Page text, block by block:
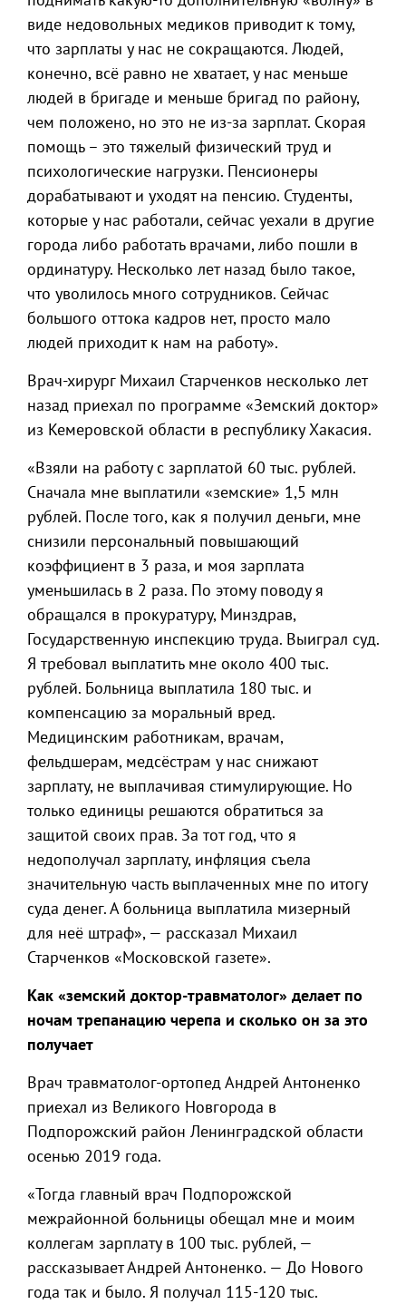
виде недовольных медиков приводит к тому,
что зарплаты у нас не сокращаются. Людей,
конечно, всё равно не хватает, у нас меньше
людей в бригаде и меньше бригад по району,
чем положено, но это не из-за зарплат. Скорая
помощь – это тяжелый физический труд и
психологические нагрузки. Пенсионеры
дорабатывают и уходят на пенсию. Студенты,
которые у нас работали, сейчас уехали в другие
города либо работать врачами, либо пошли в
ординатуру. Несколько лет назад было такое,
что уволилось много сотрудников. Сейчас
большого оттока кадров нет, просто мало
людей приходит к нам на работу».
Врач-хирург Михаил Старченков несколько лет
назад приехал по программе «Земский доктор»
из Кемеровской области в республику Хакасия.
«Взяли на работу с зарплатой 60 тыс. рублей.
Сначала мне выплатили «земские» 1,5 млн
рублей. После того, как я получил деньги, мне
снизили персональный повышающий
коэффициент в 3 раза, и моя зарплата
уменьшилась в 2 раза. По этому поводу я
обращался в прокуратуру, Минздрав,
Государственную инспекцию труда. Выиграл суд.
Я требовал выплатить мне около 400 тыс.
рублей. Больница выплатила 180 тыс. и
компенсацию за моральный вред.
Медицинским работникам, врачам,
фельдшерам, медсёстрам у нас снижают
зарплату, не выплачивая стимулирующие. Но
только единицы решаются обратиться за
защитой своих прав. За тот год, что я
недополучал зарплату, инфляция съела
значительную часть выплаченных мне по итогу
суда денег. А больница выплатила мизерный
для неё штраф», — рассказал Михаил
Старченков «Московской газете».
Как «земский доктор-травматолог» делает по
ночам трепанацию черепа и сколько он за это
получает
Врач травматолог-ортопед Андрей Антоненко
приехал из Великого Новгорода в
Подпорожский район Ленинградской области
осенью 2019 года.
«Тогда главный врач Подпорожской
межрайонной больницы обещал мне и моим
коллегам зарплату в 100 тыс. рублей, —
рассказывает Андрей Антоненко. — До Нового
года так и было. Я получал 115-120 тыс.